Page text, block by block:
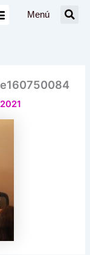
Menú